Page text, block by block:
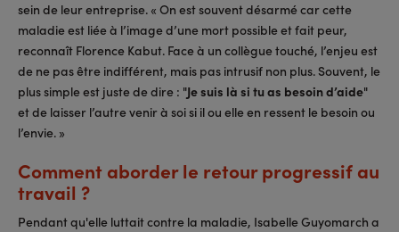
sein de leur entreprise. « On est souvent désarmé car cette
maladie est liée à l’image d’une mort possible et fait peur,
reconnaît Florence Kabut. Face à un collègue touché, l’enjeu est
de ne pas être indifférent, mais pas intrusif non plus. Souvent, le
plus simple est juste de dire : "Je suis là si tu as besoin d’aide"
et de laisser l’autre venir à soi si il ou elle en ressent le besoin ou
l’envie. »
Comment aborder le retour progressif au
travail ?
Pendant qu'elle luttait contre la maladie, Isabelle Guyomarch a